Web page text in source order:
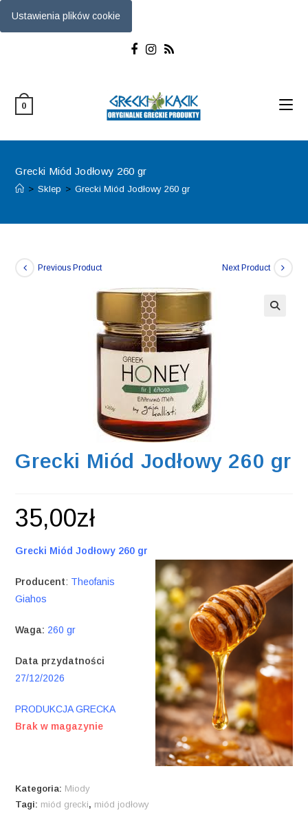
Ustawienia plików cookie
0
Grecki Miód Jodłowy 260 gr
> Sklep > Grecki Miód Jodłowy 260 gr
Previous Product Next Product
Grecki Miód Jodłowy 260 gr
35,00zł
Grecki Miód Jodłowy 260 gr
Producent: Theofanis
Giahos
Waga: 260 gr
Data przydatności
27/12/2026
PRODUKCJA GRECKA
Brak w magazynie
Kategoria: Miody
Tagi: miód grecki, miód jodłowy